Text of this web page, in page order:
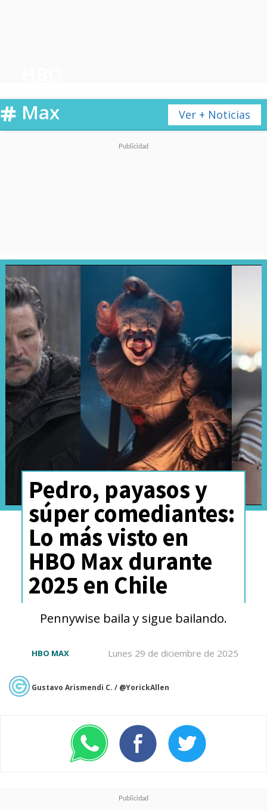
Ver + Noticias
Max
Pedro, payasos y
súper comediantes:
Lo más visto en
HBO Max durante
2025 en Chile
Pennywise baila y sigue bailando.
Lunes 29 de diciembre de 2025
HBO MAX
Gustavo Arismendi C. / @YorickAllen